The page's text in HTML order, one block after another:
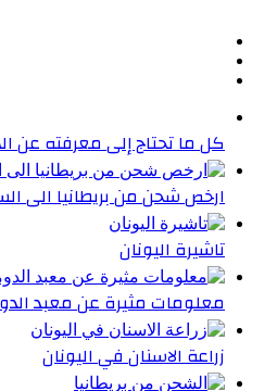
كل ما تحتاج إلى معرفته عن
ارخص شحن من بريطانيا الى
تاشيرة اليونان
معلومات مثيرة عن معبد
زراعة الاسنان في اليونان